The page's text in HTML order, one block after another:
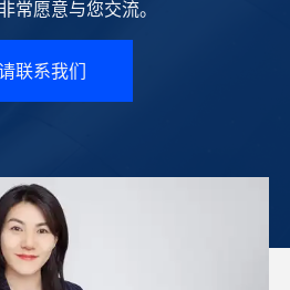
常愿意与您交流。
联系我们